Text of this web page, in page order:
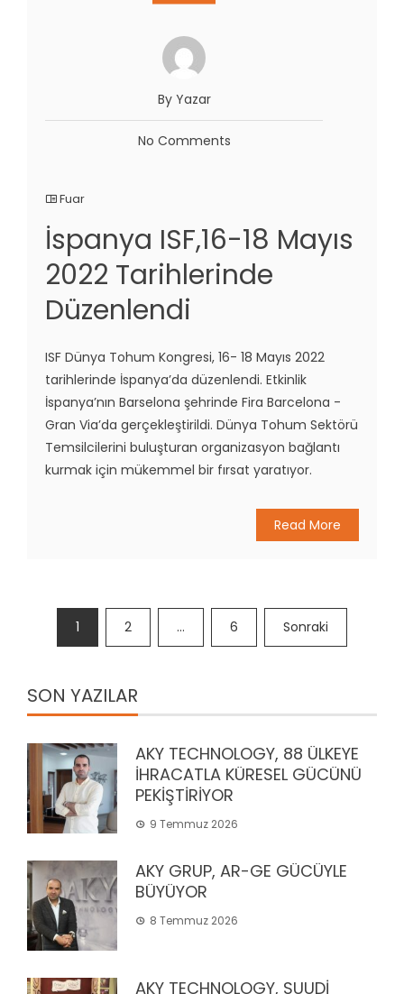
By Yazar
No Comments
Fuar
İspanya ISF,16-18 Mayıs
2022 Tarihlerinde
Düzenlendi
ISF Dünya Tohum Kongresi, 16- 18 Mayıs 2022
tarihlerinde İspanya’da düzenlendi. Etkinlik
İspanya’nın Barselona şehrinde Fira Barcelona -
Gran Via’da gerçekleştirildi. Dünya Tohum Sektörü
Temsilcilerini buluşturan organizasyon bağlantı
kurmak için mükemmel bir fırsat yaratıyor.
Read More
Yazı
sayfalandırması
1 2 … 6 Sonraki
SON YAZILAR
AKY TECHNOLOGY, 88 ÜLKEYE
İHRACATLA KÜRESEL GÜCÜNÜ
PEKİŞTİRİYOR
9 Temmuz 2026
AKY GRUP, AR-GE GÜCÜYLE
BÜYÜYOR
8 Temmuz 2026
AKY TECHNOLOGY, SUUDİ